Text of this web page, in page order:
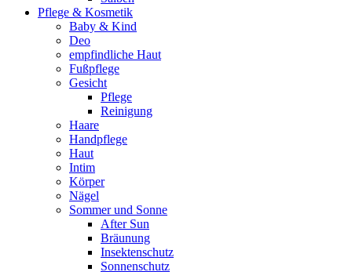
Pflege & Kosmetik
Baby & Kind
Deo
empfindliche Haut
Fußpflege
Gesicht
Pflege
Reinigung
Haare
Handpflege
Haut
Intim
Körper
Nägel
Sommer und Sonne
After Sun
Bräunung
Insektenschutz
Sonnenschutz